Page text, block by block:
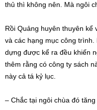
thủ thì không nên. Mà ngôi
Rồi Quảng huyên thuyên
và các hạng mục công
dựng được kể ra đều khiến
thêm rằng có công ty sách
này cả tá kỷ lục.
– Chắc tại ngôi chùa đó